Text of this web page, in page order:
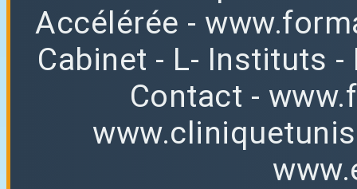
Accélérée -
Cabinet - L- Instituts -
Contact -